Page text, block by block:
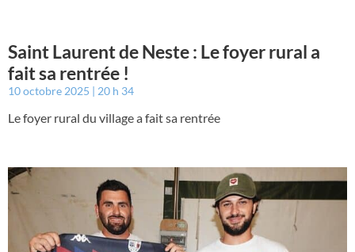
Saint Laurent de Neste : Le foyer rural a
fait sa rentrée !
10 octobre 2025 20 h 34
Le foyer rural du village a fait sa rentrée